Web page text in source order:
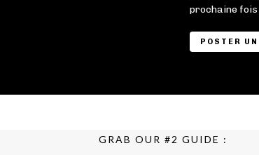
prochaine fois
GRAB OUR #2 GUIDE :